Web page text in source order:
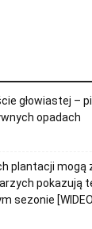
głowiastej –
opadach
plantacji mogą
pokazują
sezonie